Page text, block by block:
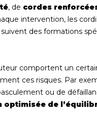
, de cordes
intervention, les
des formations
comportent un
ces risques. Par
ou de
optimisée de